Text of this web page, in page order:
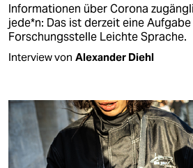
Informationen über Corona
jede*n: Das ist derzeit eine
Forschungsstelle Leichte Sprache.
Interview von Alexander Diehl